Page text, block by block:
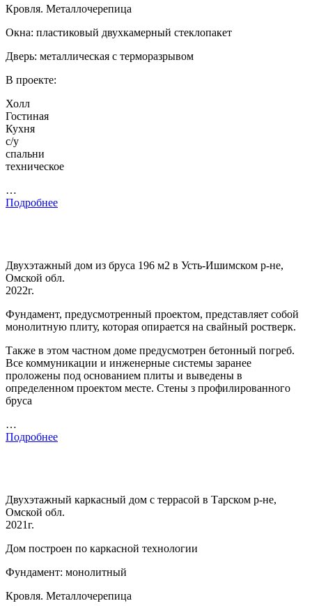
Кровля. Металлочерепица
Окна: пластиковый двухкамерный стеклопакет
Дверь: металлическая с терморазрывом
В проекте:
Холл
Гостиная
Кухня
с/у
спальни
техническое
…
Подробнее
Двухэтажный дом из бруса 196 м2 в Усть-Ишимском р-не,
Омской обл.
2022г.
Фундамент, предусмотренный проектом, представляет собой
монолитную плиту, которая опирается на свайный ростверк.
Также в этом частном доме предусмотрен бетонный погреб.
Все коммуникации и инженерные системы заранее
проложены под основанием плиты и выведены в
определенном проектом месте. Стены з профилированного
бруса
…
Подробнее
Двухэтажный каркасный дом с террасой в Тарском р-не,
Омской обл.
2021г.
Дом построен по каркасной технологии
Фундамент: монолитный
Кровля. Металлочерепица